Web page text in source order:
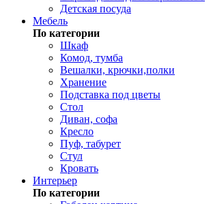
Детская посуда
Мебель
По категории
Шкаф
Комод, тумба
Вешалки, крючки,полки
Хранение
Подставка под цветы
Стол
Диван, софа
Кресло
Пуф, табурет
Стул
Кровать
Интерьер
По категории